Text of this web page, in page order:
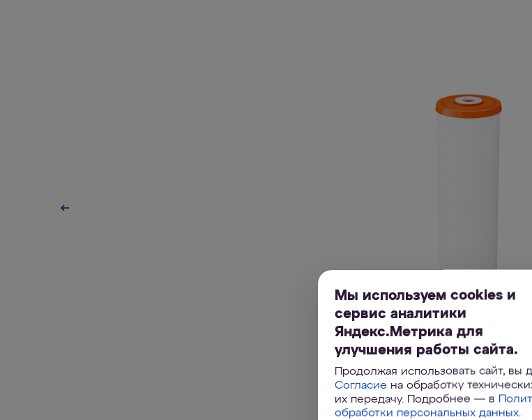
Мы используем cookies и
сервис аналитики
Яндекс.Метрика для
улучшения работы сайта.
Продолжая использовать сайт, вы
Согласие на обработку
их передачу. Подробнее — в
обработки персональных данных.